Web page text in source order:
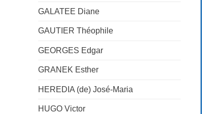
GALATEE Diane
GAUTIER Théophile
GEORGES Edgar
GRANEK Esther
HEREDIA (de) José-Maria
HUGO Victor